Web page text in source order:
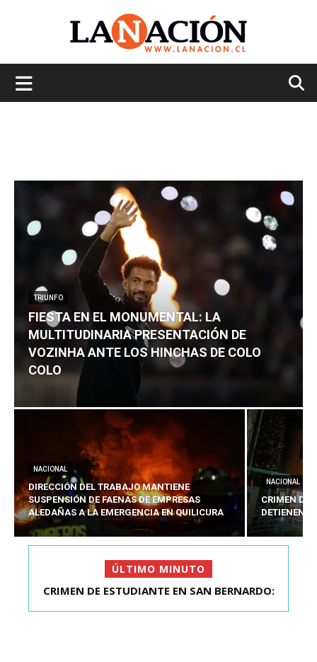
TRIUNFO
FIESTA EN EL MONUMENTAL: LA
MULTITUDINARIA PRESENTACIÓN DE
VOZINHA ANTE LOS HINCHAS DE COLO
COLO
NACIONAL
DIRECCIÓN DEL TRABAJO MANTIENE
SUSPENSIÓN DE FAENAS DE EMPRESAS
ALEDAÑAS A LA EMERGENCIA EN QUILICURA
NACIONAL
CRIMEN DE
DETIENEN
ÚLTIMO MINUTO
FIESTA EN EL MONUMENTAL: LA
CRIMEN DE ESTUDIANTE EN SAN BERNARDO: